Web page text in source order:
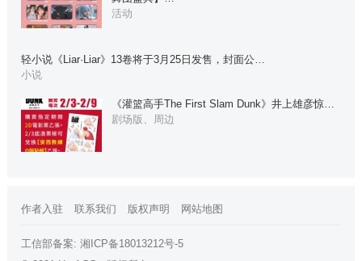
活动
轻小说《Liar·Liar》13卷将于3月25日发售，封面公…
小说
《灌篮高手The First Slam Dunk》井上雄彦惊…
剧场版、周边
作者入驻 联系我们 版权声明 网站地图
工信部备案: 湘ICP备18013212号-5